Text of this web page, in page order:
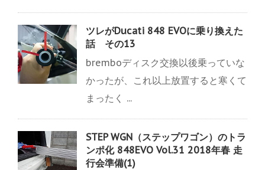
ツレがDucati 848 EVOに乗り換えた
話 その13
bremboディスク交換以後乗っていな
かったが、これ以上放置すると寒くて
まったく ...
STEP WGN（ステップワゴン）のトラ
ンポ化 848EVO Vol.31 2018年春 走
行会準備(1)